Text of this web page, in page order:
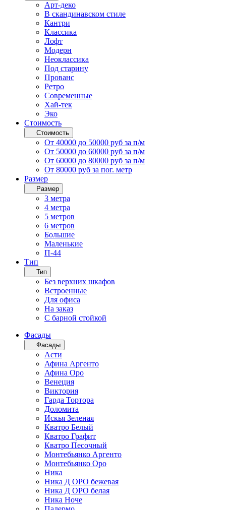
Арт-деко
В скандинавском стиле
Кантри
Классика
Лофт
Модерн
Неоклассика
Под старину
Прованс
Ретро
Современные
Хай-тек
Эко
Стоимость
Стоимость
От 40000 до 50000 руб за п/м
От 50000 до 60000 руб за п/м
От 60000 до 80000 руб за п/м
От 80000 руб за пог. метр
Размер
Размер
3 метра
4 метра
5 метров
6 метров
Большие
Маленькие
П-44
Тип
Тип
Без верхних шкафов
Встроенные
Для офиса
На заказ
С барной стойкой
Фасады
Фасады
Асти
Афина Аргенто
Афина Оро
Венеция
Виктория
Гарда Тортора
Доломита
Искья Зеленая
Кватро Белый
Кватро Графит
Кватро Песочный
Монтебьянко Аргенто
Монтебьянко Оро
Ника
Ника Д ОРО бежевая
Ника Д ОРО белая
Ника Ноче